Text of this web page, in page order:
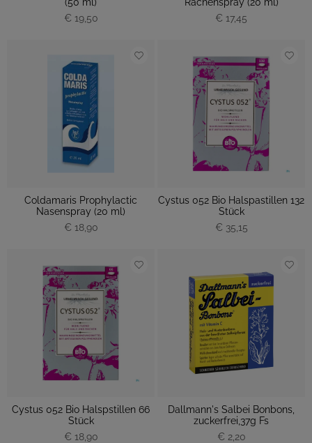
€ 19,50
€ 17,45
Coldamaris Prophylactic
Nasenspray (20 ml)
€ 18,90
Cystus 052 Bio Halspastillen 132
Stück
€ 35,15
Cystus 052 Bio Halspstillen 66
Stück
€ 18,90
Dallmann's Salbei Bonbons,
zuckerfrei,37g Fs
€ 2,20